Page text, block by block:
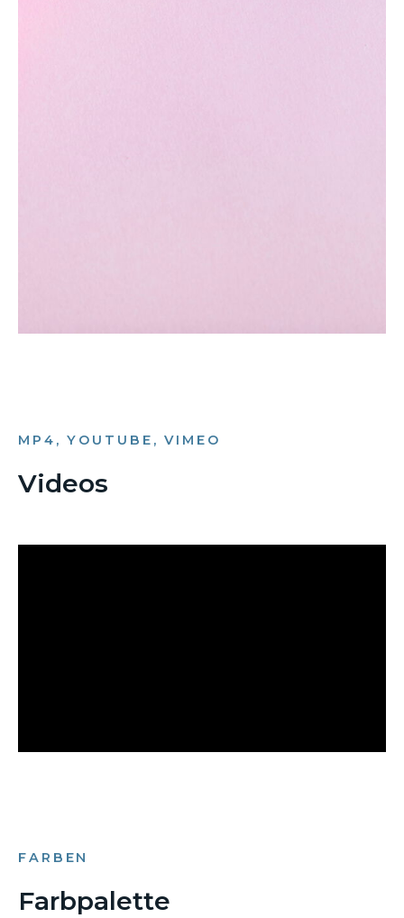
MP4, YOUTUBE, VIMEO
Videos
FARBEN
Farbpalette